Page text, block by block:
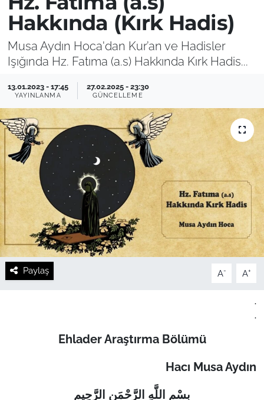
Hakkında (Kırk Hadis)
Musa Aydın Hoca'dan Kur’an ve Hadisler
Işığında Hz. Fatıma (a.s) Hakkında Kırk Hadis...
13.01.2023 - 17:45
YAYINLANMA
27.02.2025 - 23:30
GÜNCELLEME
Paylaş A- A+
.
.
Ehlader Araştırma Bölümü
Hacı Musa Aydın
بِسْمِ اللَّهِ الرَّحْمَنِ الرَّحِیم